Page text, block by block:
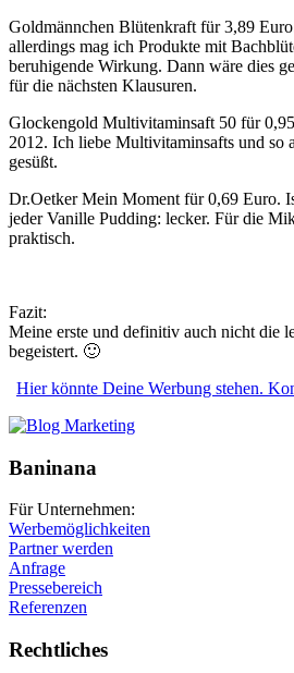
Goldmännchen Blütenkraft für 3,89
allerdings mag ich Produkte mit
beruhigende Wirkung. Dann wäre dies
für die nächsten Klausuren.
Glockengold Multivitaminsaft 50 für
2012. Ich liebe Multivitaminsafts und so
gesüßt.
Dr.Oetker Mein Moment für 0,69 Euro.
jeder Vanille Pudding: lecker. Für die
praktisch.
Fazit:
Meine erste und definitiv auch nicht die
begeistert. 🙂
Hier könnte Deine Werbung stehen.
Baninana
Für Unternehmen:
Werbemöglichkeiten
Partner werden
Anfrage
Pressebereich
Referenzen
Rechtliches